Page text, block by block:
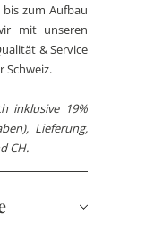
zum Aufbau
mit unseren
& Service
Schweiz.
inklusive 19%
Lieferung,
CH.